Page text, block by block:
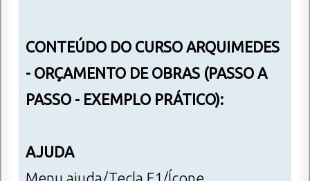
CONTEÚDO DO CURSO ARQUIMEDES
- ORÇAMENTO DE OBRAS (PASSO A
PASSO - EXEMPLO PRÁTICO):
AJUDA